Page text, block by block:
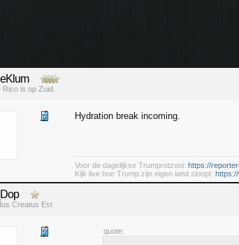
Rico is op Zuid.
Hydration break incoming.
Voor de dagelijkse Trumprotzooi: https://
Kijk live hoe Trump zijn eigen land sloopt:
Creatus Est
quote: